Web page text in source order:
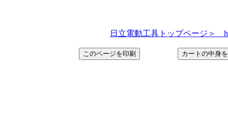
日立電動工具トップページ＞